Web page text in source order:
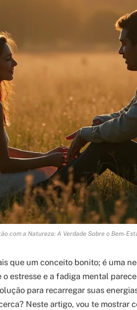
com a Natureza: A Verdade Sobre o Bem-
que um conceito bonito; é uma
estresse e a fadiga mental
para recarregar suas
Neste artigo, vou te mostrar